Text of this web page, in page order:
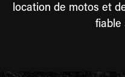
location de motos et
fiable